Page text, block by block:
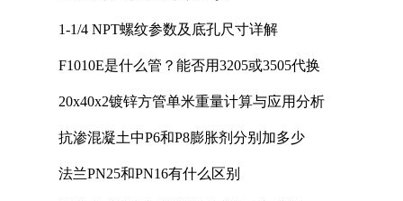
1-1/4 NPT螺纹参数及底孔尺寸详解
F1010E是什么管？能否用3205或3505代换
20x40x2镀锌方管单米重量计算与应用分析
抗渗混凝土中P6和P8膨胀剂分别加多少
法兰PN25和PN16有什么区别